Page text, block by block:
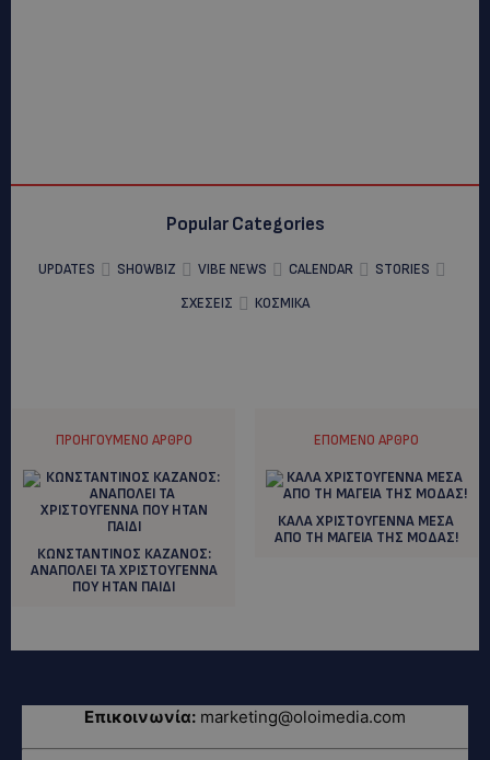
Popular Categories
UPDATES SHOWBIZ VIBE NEWS CALENDAR
STORIES
ΣΧΕΣΕΙΣ
ΚΟΣΜΙΚΑ
ΠΡΟΗΓΟΎΜΕΝΟ ΆΡΘΡΟ
ΚΩΝΣΤΑΝΤΙΝΟΣ ΚΑΖΑΝΟΣ:
ΑΝΑΠΟΛΕΙ ΤΑ ΧΡΙΣΤΟΥΓΕΝΝΑ
ΠΟΥ ΗΤΑΝ ΠΑΙΔΙ
ΕΠΌΜΕΝΟ ΆΡΘΡΟ
ΚΑΛΑ ΧΡΙΣΤΟΥΓΕΝΝΑ ΜΕΣΑ
ΑΠΟ ΤΗ ΜΑΓΕΙΑ ΤΗΣ ΜΟΔΑΣ!
Επικοινωνία: marketing@oloimedia.com